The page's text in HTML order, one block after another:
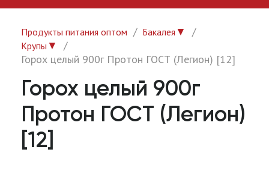
Продукты питания оптом Бакалея ▼
Крупы ▼
Горох целый 900г Протон ГОСТ (Легион) [12]
Горох целый 900г
Протон ГОСТ (Легион)
[12]